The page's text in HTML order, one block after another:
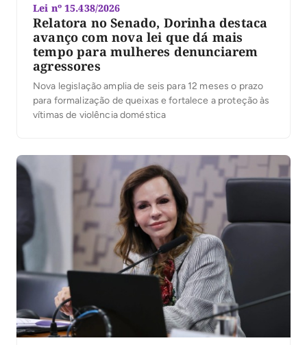
Lei nº 15.438/2026
Relatora no Senado, Dorinha destaca
avanço com nova lei que dá mais
tempo para mulheres denunciarem
agressores
Nova legislação amplia de seis para 12 meses o prazo
para formalização de queixas e fortalece a proteção às
vítimas de violência doméstica